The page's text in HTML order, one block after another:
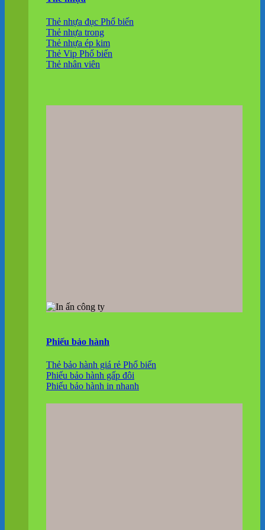
Thẻ nhựa đục
Thẻ nhựa trong
Thẻ nhựa ép kim
Thẻ Vip
Thẻ nhân viên
Phiếu bảo hành
Thẻ bảo hành giá rẻ
Phiếu bảo hành gấp đôi
Phiếu bảo hành in nhanh